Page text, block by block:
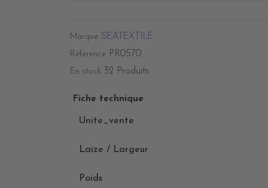
Marque SEATEXTILE
Référence PR0570
En stock 32 Produits
Fiche technique
Unite_vente
Laize / Largeur
Poids